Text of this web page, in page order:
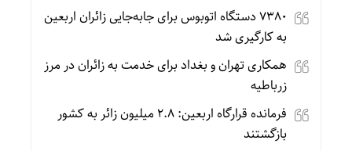
۷۳۸۰ دستگاه اتوبوس برای جابه‌جایی زائران اربعین
به‌ کارگیری شد
همکاری تهران و بغداد برای خدمت به زائران در مرز
زرباطیه
فرمانده قرارگاه اربعین: ۲.۸ میلیون زائر به کشور
بازگشتند